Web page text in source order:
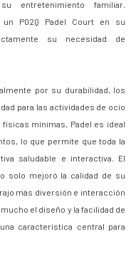
entretenimiento familiar.
P02Q Padel Court en su
su necesidad de
por su durabilidad, los
para las actividades de ocio
mínimas, Padel es ideal
lo que permite que toda la
saludable e interactiva. El
solo mejoró la calidad de su
más diversión e interacción
el diseño y la facilidad de
característica central para